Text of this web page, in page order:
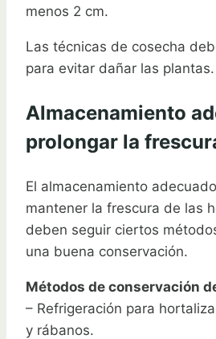
menos 2 cm.
Las técnicas de cosecha
para evitar dañar las plantas.
Almacenamiento
prolongar la
El almacenamiento
mantener la frescura de las
deben seguir ciertos
una buena conservación.
Métodos de conservación
– Refrigeración para
y rábanos.